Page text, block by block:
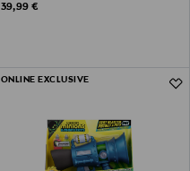
Original Price
39,99 €
ONLINE EXCLUSIVE